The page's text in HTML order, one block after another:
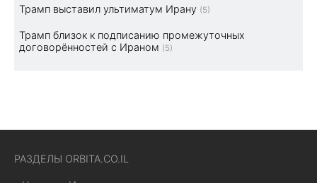
Трамп выставил ультиматум Ирану (5)
Трамп близок к подписанию промежуточных
договорённостей с Ираном (5)
РАЗДЕЛЫ ORBITA.CO.IL